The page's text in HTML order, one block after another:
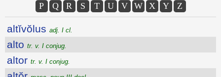
P
Q R S T U V W X Y Z
altĭvŏlus adj. I cl.
alto tr. v. I conjug.
altor tr. v. I conjug.